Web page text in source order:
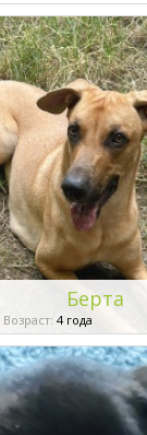
Берта
Возраст: 4 года